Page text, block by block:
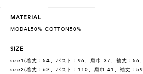
MATERIAL
MODAL50% COTTON50%
SIZE
size1(着丈：54、バスト：96、肩巾:37、袖丈：56
size2(着丈：62、バスト：110、肩巾:41、袖丈：